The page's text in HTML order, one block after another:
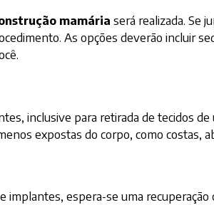
mamária será realizada. Se
As opções deverão incluir
inclusive para retirada de tecidos
expostas do corpo, como costas,
espera-se uma